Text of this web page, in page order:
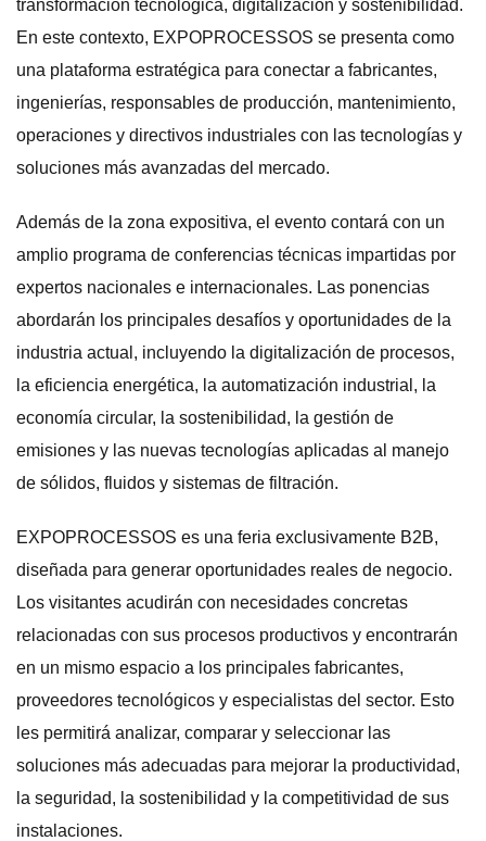
transformación tecnológica, digitalización y sostenibilidad.
En este contexto, EXPOPROCESSOS se presenta como
una plataforma estratégica para conectar a fabricantes,
ingenierías, responsables de producción, mantenimiento,
operaciones y directivos industriales con las tecnologías y
soluciones más avanzadas del mercado.
Además de la zona expositiva, el evento contará con un
amplio programa de conferencias técnicas impartidas por
expertos nacionales e internacionales. Las ponencias
abordarán los principales desafíos y oportunidades de la
industria actual, incluyendo la digitalización de procesos,
la eficiencia energética, la automatización industrial, la
economía circular, la sostenibilidad, la gestión de
emisiones y las nuevas tecnologías aplicadas al manejo
de sólidos, fluidos y sistemas de filtración.
EXPOPROCESSOS es una feria exclusivamente B2B,
diseñada para generar oportunidades reales de negocio.
Los visitantes acudirán con necesidades concretas
relacionadas con sus procesos productivos y encontrarán
en un mismo espacio a los principales fabricantes,
proveedores tecnológicos y especialistas del sector. Esto
les permitirá analizar, comparar y seleccionar las
soluciones más adecuadas para mejorar la productividad,
la seguridad, la sostenibilidad y la competitividad de sus
instalaciones.